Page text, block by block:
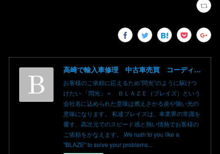
高崎で輸入車修理 中古車売買 コーディングならBLAZE（ブレイズ）へ│BLAZE Total Car Support & Modify in Takasaki Gunma
お客様のご依頼に応えるため”閃光”のように駆けつ
けたい 「閃光」＝ ＢＬＡＺＥ（ブレイズ）という
会社名に込められた意味は燃えさかる炎や強い光の
意味になります。 私達ブレイズは、車業界の常識を
覆す、高次元でのスピード感と熱い情熱でお客様の
ご依頼をかなえます。 We rush to you like a
"BLAZE" to solve your problems...